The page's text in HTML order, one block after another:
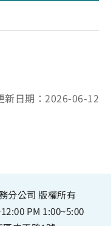
新日期：2026-06-12
分公司 版權所有
PM 1:00~5:00